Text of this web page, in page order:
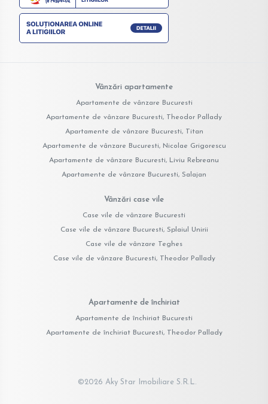
Vânzări apartamente
Apartamente de vânzare Bucuresti
Apartamente de vânzare Bucuresti, Theodor Pallady
Apartamente de vânzare Bucuresti, Titan
Apartamente de vânzare Bucuresti, Nicolae Grigorescu
Apartamente de vânzare Bucuresti, Liviu Rebreanu
Apartamente de vânzare Bucuresti, Salajan
Vânzări case vile
Case vile de vânzare Bucuresti
Case vile de vânzare Bucuresti, Splaiul Unirii
Case vile de vânzare Teghes
Case vile de vânzare Bucuresti, Theodor Pallady
Apartamente de închiriat
Apartamente de închiriat Bucuresti
Apartamente de închiriat Bucuresti, Theodor Pallady
©2026 Aky Star Imobiliare S.R.L.